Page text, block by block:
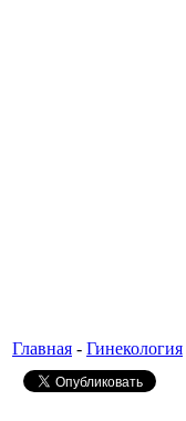
Главная - Гинекология